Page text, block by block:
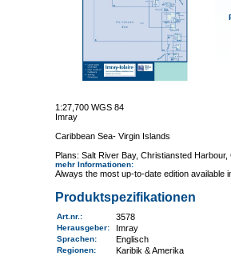
1:27,700 WGS 84
Imray
Caribbean Sea- Virgin Islands
Plans: Salt River Bay, Christiansted
mehr Informationen:
Always the most up-to-date edition
Produktspezifikationen
Art.nr. : 3578
Herausgeber: Imray
Sprachen: Englisch
Regionen: Karibik & Amerika